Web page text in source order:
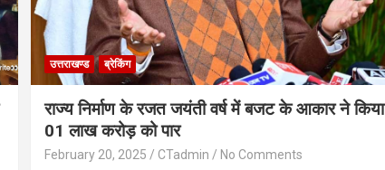
उत्तराखण्ड ब्रेकिंग
राज्य निर्माण के रजत जयंती वर्ष में बजट के आकार ने किया
01 लाख करोड़ को पार
February 20, 2025 CTadmin No Comments